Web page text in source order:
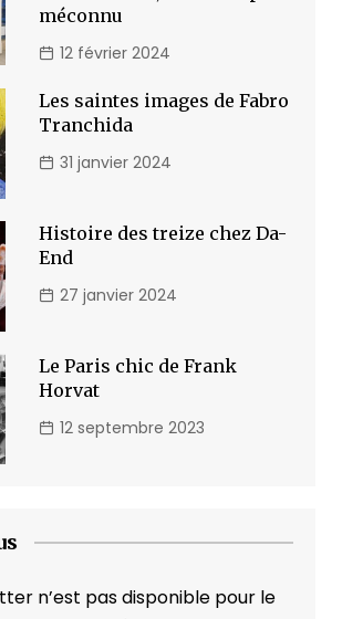
méconnu
12 février 2024
Les saintes images de Fabro
Tranchida
31 janvier 2024
Histoire des treize chez Da-
End
27 janvier 2024
Le Paris chic de Frank
Horvat
12 septembre 2023
n’est pas disponible pour le